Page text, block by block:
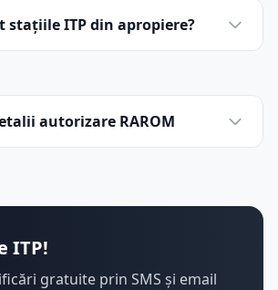
stațiile ITP din apropiere?
autorizare RAROM
ITP!
gratuite prin SMS și email